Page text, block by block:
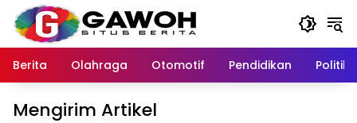
Langsung
konten
Berita
Olahraga Otomotif Pendidikan Politik
Mengirim Artikel